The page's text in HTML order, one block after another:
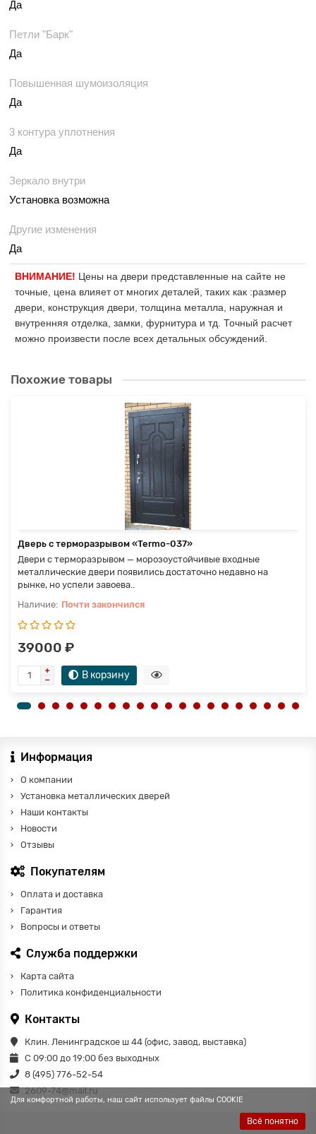
Да
Петли "Барк"
Да
Повышенная шумоизоляция
Да
3 контура уплотнения
Да
Зеркало внутри
Установка возможна
Другие изменения
Да
ВНИМАНИЕ! Цены на двери представленные на сайте не
точные, цена влияет от многих деталей, таких как :размер
двери, конструкция двери, толщина металла, наружная и
внутренняя отделка, замки, фурнитура и тд. Точный расчет
можно произвести после всех детальных обсуждений.
Похожие товары
Дверь с терморазрывом «Termo-037»
Двери с терморазрывом — морозоустойчивые входные
металлические двери появились достаточно недавно на
рынке, но успели завоева..
Почти закончился
39000 ₽
В корзину
Для комфортной работы, наш сайт использует файлы COOKIE
Всё понятно
Информация
О компании
Установка металлических дверей
Наши контакты
Новости
Отзывы
Покупателям
Оплата и доставка
Гарантия
Вопросы и ответы
Служба поддержки
Карта сайта
Политика конфиденциальности
Контакты
Клин. Ленинградское ш 44 (офис, завод, выставка)
С 09:00 до 19:00 без выходных
8 (495) 776-52-54
2609-74@mail.ru